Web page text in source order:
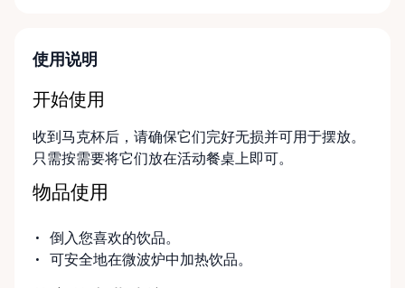
使用说明
开始使用
收到马克杯后，请确保它们完好无损并可用于摆放。
只需按需要将它们放在活动餐桌上即可。
物品使用
倒入您喜欢的饮品。
可安全地在微波炉中加热饮品。